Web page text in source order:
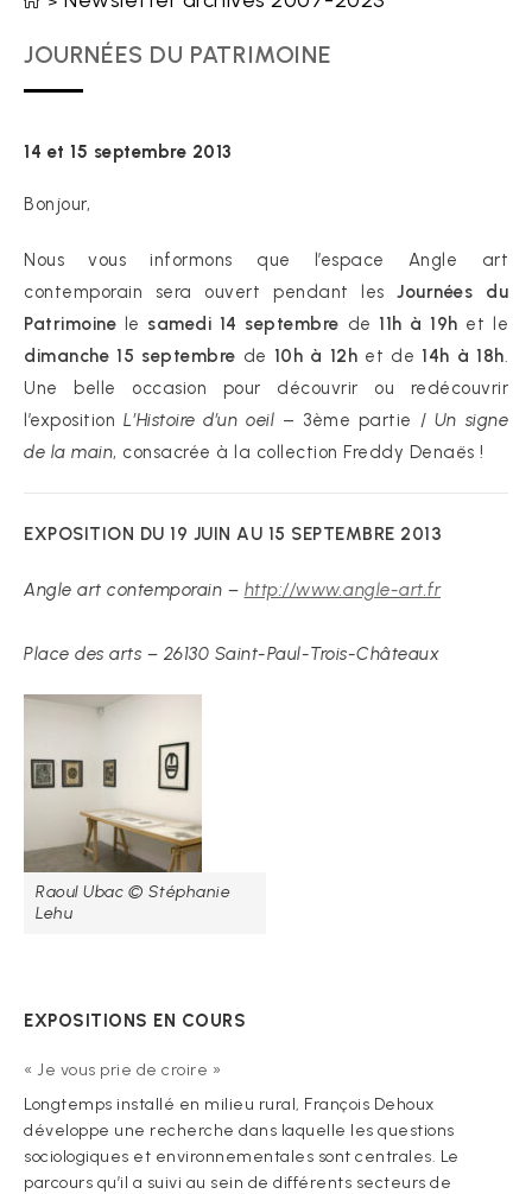
JOURNÉES DU PATRIMOINE
14 et 15 septembre 2013
Bonjour,
Nous vous informons que l’espace Angle art
contemporain sera ouvert pendant lesJournées du
Patrimoine le samedi 14 septembre de 11h à 19h et le
dimanche 15 septembre de 10h à 12h et de 14h à 18h.
Une belle occasion pour découvrir ou redécouvrir
l’exposition L’Histoire d’un oeil – 3ème partie / Un signe
de la main, consacrée à la collection Freddy Denaës !
EXPOSITION DU 19 JUIN AU 15 SEPTEMBRE 2013
Angle art contemporain – http://www.angle-art.fr
Place des arts – 26130 Saint-Paul-Trois-Châteaux
Raoul Ubac © Stéphanie
Lehu
EXPOSITIONS EN COURS
« Je vous prie de croire »
Longtemps installé en milieu rural, François Dehoux
développe une recherche dans laquelle les questions
sociologiques et environnementales sont centrales. Le
parcours qu’il a suivi au sein de différents secteurs de